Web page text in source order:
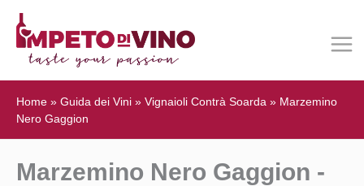
Home » Guida dei Vini » Vignaioli Contrà Soarda » Marzemino
Nero Gaggion
Marzemino Nero Gaggion -